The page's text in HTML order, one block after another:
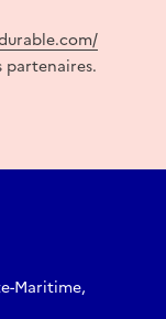
partenaires.
Maritime,